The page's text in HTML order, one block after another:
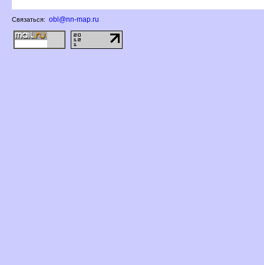
Связаться: obl@nn-map.ru